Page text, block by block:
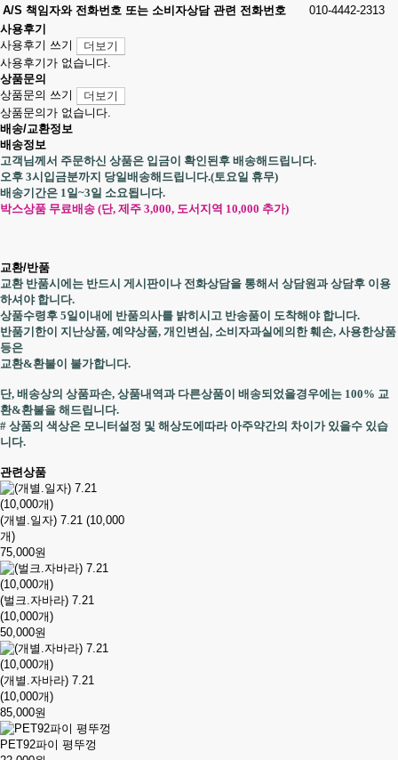
A/S 책임자와 전화번호 또는 소비자상담 관련 전화번호
010-4442-2313
사용후기
사용후기 쓰기
더보기
사용후기가 없습니다.
상품문의
상품문의 쓰기
더보기
상품문의가 없습니다.
배송/교환정보
배송정보
고객님께서 주문하신 상품은 입금이 확인된후 배송해드립니다.
오후 3시입금분까지 당일배송해드립니다.(토요일 휴무)
배송기간은 1일~3일 소요됩니다.
박스상품 무료배송 (단, 제주 3,000, 도서지역 10,000 추가)
교환/반품
교환 반품시에는 반드시 게시판이나 전화상담을 통해서 상담원과 상담후 이용
하셔야 합니다.
상품수령후 5일이내에 반품의사를 밝히시고 반송품이 도착해야 합니다.
반품기한이 지난상품, 예약상품, 개인변심, 소비자과실에의한 훼손, 사용한상품
등은
교환&환불이 불가합니다.
단, 배송상의 상품파손, 상품내역과 다른상품이 배송되었을경우에는 100% 교
환&환불을 해드립니다.
# 상품의 색상은 모니터설정 및 해상도에따라 아주약간의 차이가 있을수 있습
니다.
관련상품
(개별.일자) 7.21 (10,000
개)
75,000원
(벌크.자바라) 7.21
(10,000개)
50,000원
(개별.자바라) 7.21
(10,000개)
85,000원
PET92파이 평뚜껑